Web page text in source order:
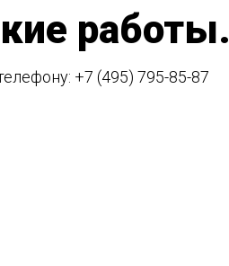
работы.
+7 (495) 795-85-87